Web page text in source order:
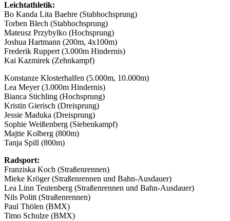
Leichtathletik:
Bo Kanda Lita Baehre (Stabhochsprung)
Torben Blech (Stabhochsprung)
Mateusz Przybylko (Hochsprung)
Joshua Hartmann (200m, 4x100m)
Frederik Ruppert (3.000m Hindernis)
Kai Kazmirek (Zehnkampf)
Konstanze Klosterhalfen (5.000m, 10.000m)
Lea Meyer (3.000m Hindernis)
Bianca Stichling (Hochsprung)
Kristin Gierisch (Dreisprung)
Jessie Maduka (Dreisprung)
Sophie Weißenberg (Siebenkampf)
Majtie Kolberg (800m)
Tanja Spill (800m)
Radsport:
Franziska Koch (Straßenrennen)
Mieke Kröger (Straßenrennen und Bahn-Ausdauer)
Lea Linn Teutenberg (Straßenrennen und Bahn-Ausdauer)
Nils Politt (Straßenrennen)
Paul Thölen (BMX)
Timo Schulze (BMX)